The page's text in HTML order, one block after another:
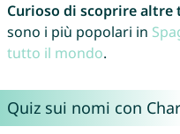
Curioso di scoprire altre
sono i più popolari in
tutto il mondo.
Quiz sui nomi con